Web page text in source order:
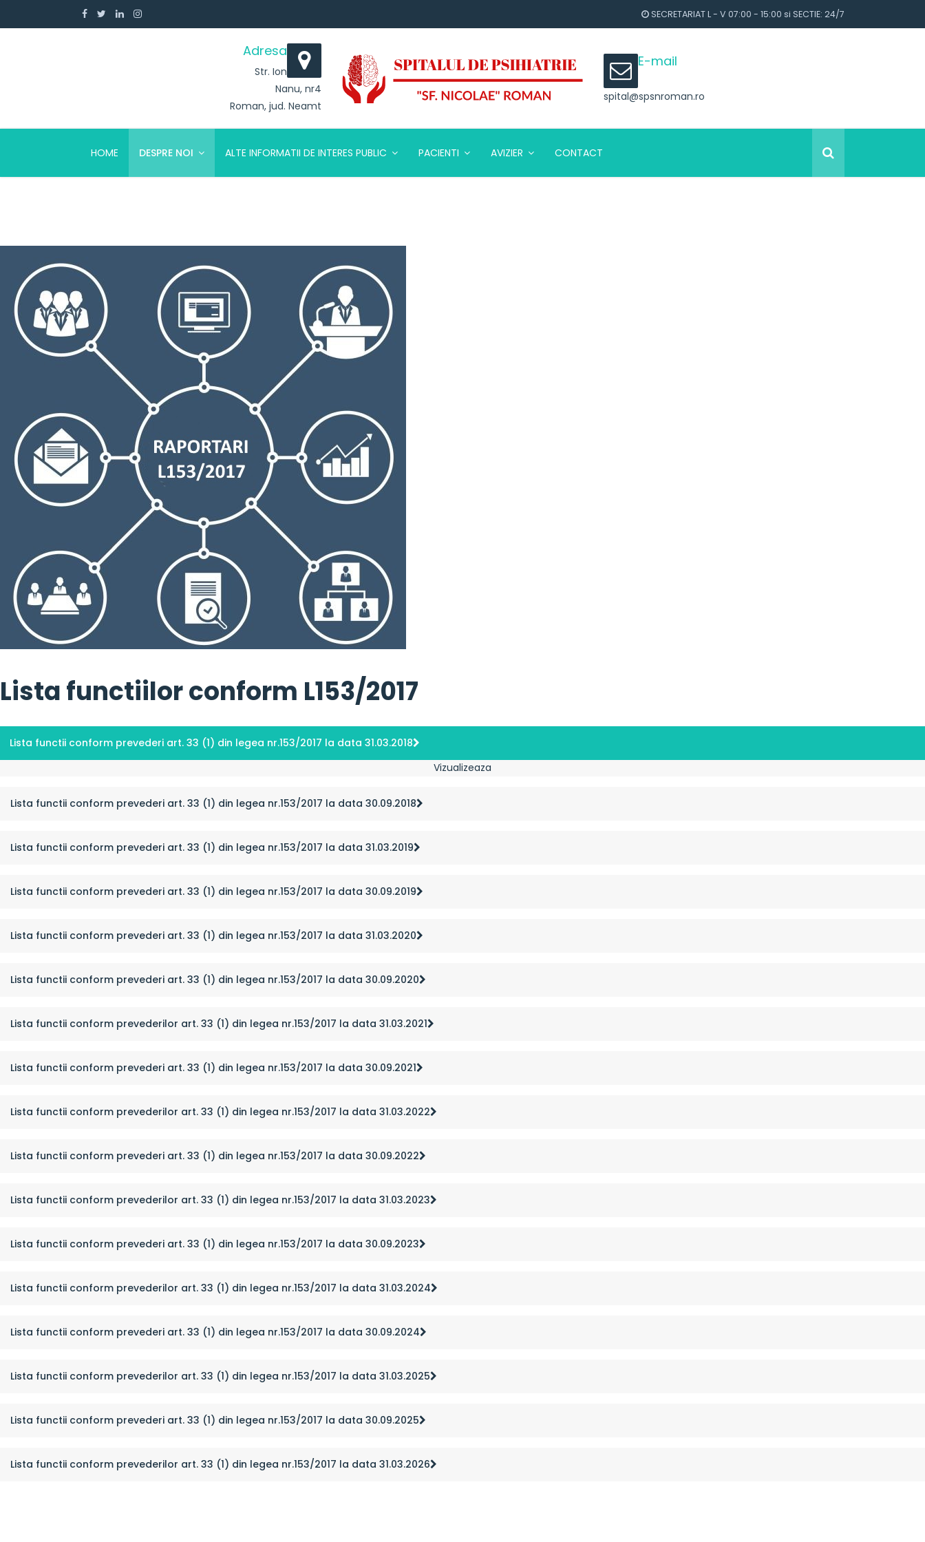
SECRETARIAT L - V 07:00 - 15:00 si SECTIE: 24/7
Adresa
Str. Ion
Nanu, nr4
Roman, jud. Neamt
E-mail
spital@spsnroman.ro
HOME DESPRE NOI ALTE INFORMATII DE INTERES PUBLIC PACIENTI AVIZIER CONTACT
Lista functiilor conform L153/2017
Lista functii conform prevederi art. 33 (1) din legea nr.153/2017 la data 31.03.2018
Vizualizeaza
Lista functii conform prevederi art. 33 (1) din legea nr.153/2017 la data 30.09.2018
Lista functii conform prevederi art. 33 (1) din legea nr.153/2017 la data 31.03.2019
Lista functii conform prevederi art. 33 (1) din legea nr.153/2017 la data 30.09.2019
Lista functii conform prevederi art. 33 (1) din legea nr.153/2017 la data 31.03.2020
Lista functii conform prevederi art. 33 (1) din legea nr.153/2017 la data 30.09.2020
Lista functii conform prevederilor art. 33 (1) din legea nr.153/2017 la data 31.03.2021
Lista functii conform prevederi art. 33 (1) din legea nr.153/2017 la data 30.09.2021
Lista functii conform prevederilor art. 33 (1) din legea nr.153/2017 la data 31.03.2022
Lista functii conform prevederi art. 33 (1) din legea nr.153/2017 la data 30.09.2022
Lista functii conform prevederilor art. 33 (1) din legea nr.153/2017 la data 31.03.2023
Lista functii conform prevederi art. 33 (1) din legea nr.153/2017 la data 30.09.2023
Lista functii conform prevederilor art. 33 (1) din legea nr.153/2017 la data 31.03.2024
Lista functii conform prevederi art. 33 (1) din legea nr.153/2017 la data 30.09.2024
Lista functii conform prevederilor art. 33 (1) din legea nr.153/2017 la data 31.03.2025
Lista functii conform prevederi art. 33 (1) din legea nr.153/2017 la data 30.09.2025
Lista functii conform prevederilor art. 33 (1) din legea nr.153/2017 la data 31.03.2026